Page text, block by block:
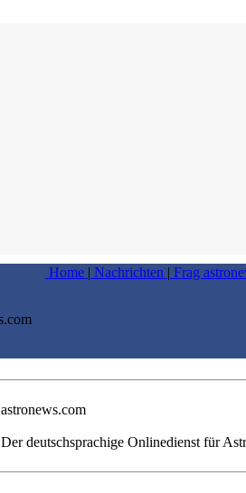
Home | Nachrichten | Frag
astronews.com
Der deutschsprachige Onlinedienst für